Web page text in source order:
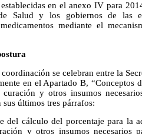
en el anexo IV para
Salud y los gobiernos de las
mediante el
se celebran entre la
en el Apartado B, “Conceptos
y otros insumos
últimos tres párrafos:
del cálculo del porcentaje para la
y otros insumos necesarios